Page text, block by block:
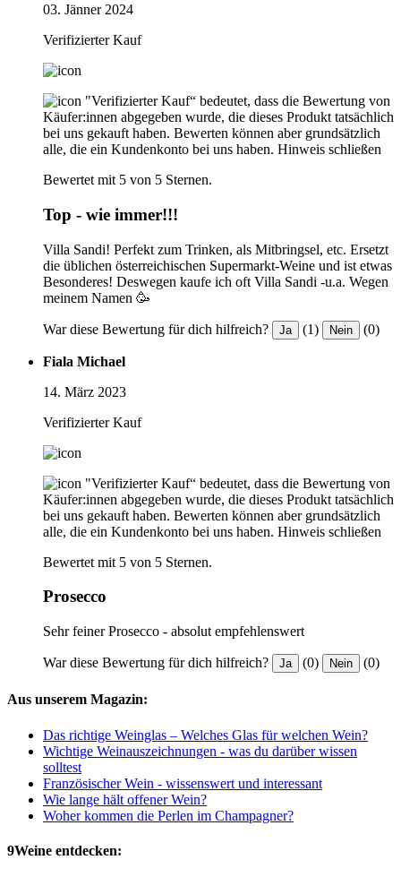
03. Jänner 2024
Verifizierter Kauf
"Verifizierter Kauf“ bedeutet, dass die Bewertung von
Käufer:innen abgegeben wurde, die dieses Produkt tatsächlich
bei uns gekauft haben. Bewerten können aber grundsätzlich
alle, die ein Kundenkonto bei uns haben. Hinweis schließen
Bewertet mit 5 von 5 Sternen.
Top - wie immer!!!
Villa Sandi! Perfekt zum Trinken, als Mitbringsel, etc. Ersetzt
die üblichen österreichischen Supermarkt-Weine und ist etwas
Besonderes! Deswegen kaufe ich oft Villa Sandi -u.a. Wegen
meinem Namen 🥳
War diese Bewertung für dich hilfreich? Ja (1) Nein (0)
Fiala Michael
14. März 2023
Verifizierter Kauf
"Verifizierter Kauf“ bedeutet, dass die Bewertung von
Käufer:innen abgegeben wurde, die dieses Produkt tatsächlich
bei uns gekauft haben. Bewerten können aber grundsätzlich
alle, die ein Kundenkonto bei uns haben. Hinweis schließen
Bewertet mit 5 von 5 Sternen.
Prosecco
Sehr feiner Prosecco - absolut empfehlenswert
War diese Bewertung für dich hilfreich? Ja (0) Nein (0)
Aus unserem Magazin:
Das richtige Weinglas – Welches Glas für welchen Wein?
Wichtige Weinauszeichnungen - was du darüber wissen
solltest
Französischer Wein - wissenswert und interessant
Wie lange hält offener Wein?
Woher kommen die Perlen im Champagner?
9Weine entdecken: